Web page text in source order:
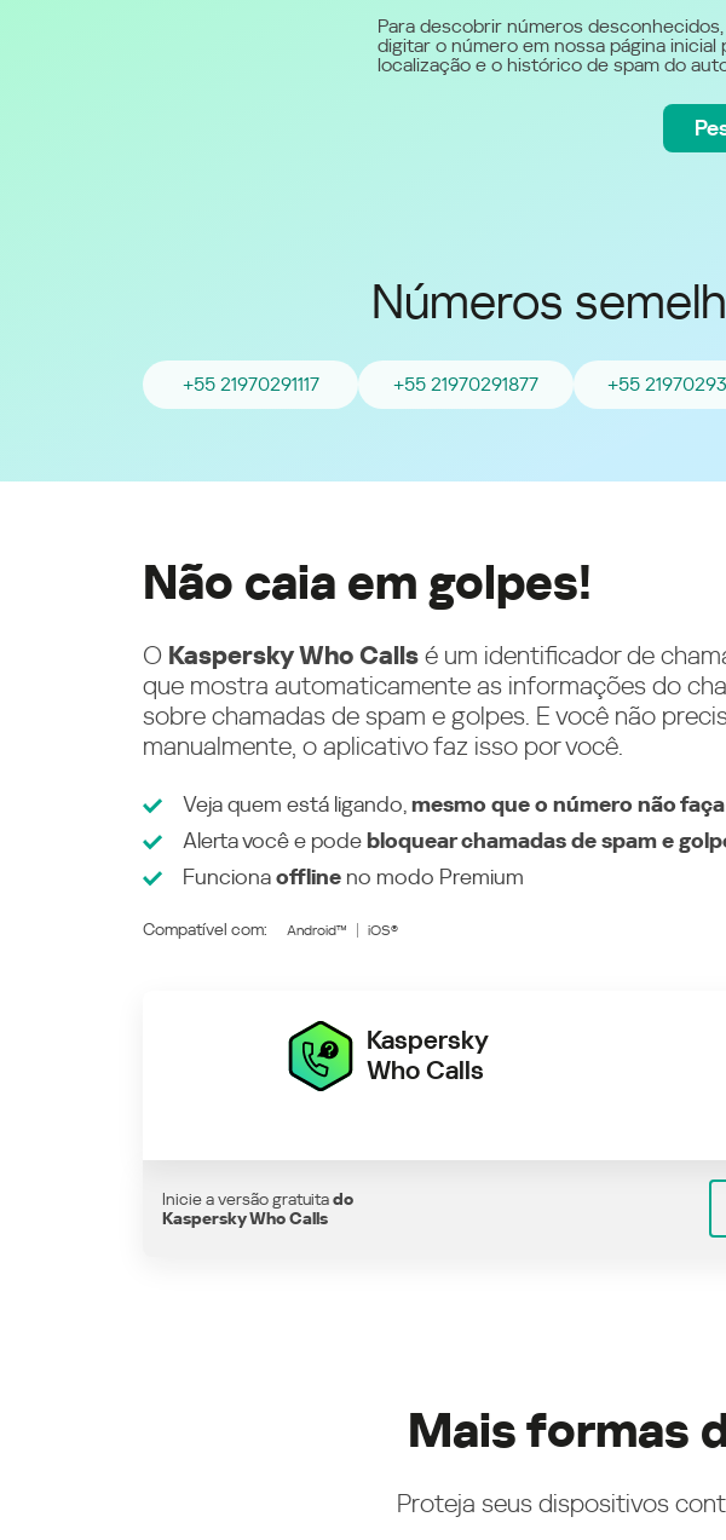
Para descobrir números
digitar o número em nossa página
localização e o histórico de spam do
Números
+55 21970291117 +55 21970291877 +55
Não caia em golpes!
O Kaspersky Who Calls é um identificador de
que mostra automaticamente as informações do
sobre chamadas de spam e golpes. E você não
manualmente, o aplicativo faz isso por você.
Veja quem está ligando, mesmo que o número não
Alerta você e podebloquear chamadas de spam e
Funcionaoffline no modo Premium
Compatível com: Android™ iOS®
Kaspersky
Who Calls
Inicie a versão gratuitado
Kaspersky Who Calls
Mais formas
Proteja seus dispositivos